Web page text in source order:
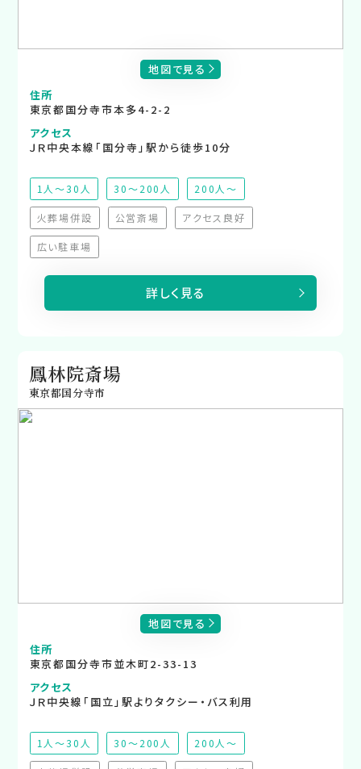
地図で見る
住所
東京都国分寺市本多4-2-2
アクセス
ＪＲ中央本線「国分寺」駅から徒歩10分
1人～30人 30～200人 200人～
火葬場併設
（非対応）
公営斎場
（非対応）
アクセス良好
（非対応）
広い駐車場
（非対応）
詳しく見る
鳳林院斎場
東京都国分寺市
地図で見る
住所
東京都国分寺市並木町2-33-13
アクセス
ＪＲ中央線「国立」駅よりタクシー・バス利用
1人～30人 30～200人 200人～